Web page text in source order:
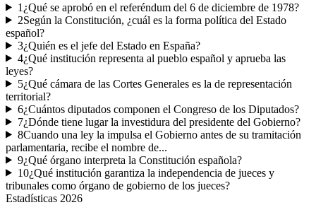
1 ¿Qué se aprobó en el referéndum del 6 de diciembre de 1978?
2Según la Constitución, ¿cuál es la forma política del Estado
español?
3¿Quién es el jefe del Estado en España?
4¿Qué institución representa al pueblo español y aprueba las
leyes?
5¿Qué cámara de las Cortes Generales es la de representación
territorial?
6¿Cuántos diputados componen el Congreso de los Diputados?
7¿Dónde tiene lugar la investidura del presidente del Gobierno?
8Cuando una ley la impulsa el Gobierno antes de su tramitación
parlamentaria, recibe el nombre de...
9¿Qué órgano interpreta la Constitución española?
10¿Qué institución garantiza la independencia de jueces y
tribunales como órgano de gobierno de los jueces?
Estadísticas 2026